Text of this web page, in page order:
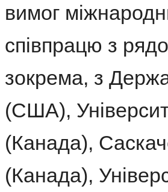
вимог
співпрацю з
зокрема, з
(США),
(Канада),
(Канада),